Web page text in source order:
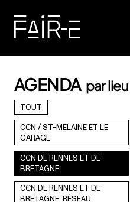
content
AGENDA par lieu
TOUT
CCN / ST-MELAINE ET LE
GARAGE
CCN DE RENNES ET DE
BRETAGNE
CCN DE RENNES ET DE
BRETAGNE, RÉSEAU